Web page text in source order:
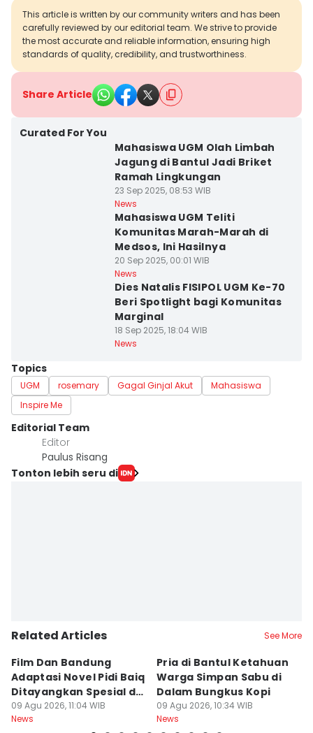
This article is written by our community writers and has been
carefully reviewed by our editorial team. We strive to provide
the most accurate and reliable information, ensuring high
standards of quality, credibility, and trustworthiness.
Share Article
Curated For You
Mahasiswa UGM Olah Limbah
Jagung di Bantul Jadi Briket
Ramah Lingkungan
23 Sep 2025, 08:53 WIB
News
Mahasiswa UGM Teliti
Komunitas Marah-Marah di
Medsos, Ini Hasilnya
20 Sep 2025, 00:01 WIB
News
Dies Natalis FISIPOL UGM Ke-70
Beri Spotlight bagi Komunitas
Marginal
18 Sep 2025, 18:04 WIB
News
Topics
UGM rosemary Gagal Ginjal Akut
Mahasiswa
Inspire Me
Editorial Team
Editor
Paulus Risang
Tonton lebih seru di
Related Articles See More
Film Dan Bandung
Adaptasi Novel Pidi Baiq
Ditayangkan Spesial di
Jogja
09 Agu 2026, 11:04 WIB
News
Pria di Bantul Ketahuan
Warga Simpan Sabu di
Dalam Bungkus Kopi
09 Agu 2026, 10:34 WIB
News